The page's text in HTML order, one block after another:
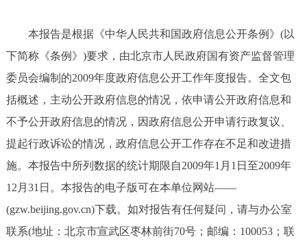
政策兑现 政策解读 回应关切
决策公开 专题公开
政务服务
个人服务 法人服务 部门服务
便民服务 利企服务 投资项目
本报告是根据《中华人民共和国政府信息公开条例》(以
下简称《条例》)要求，由北京市人民政府国有资产监督管理
委员会编制的2009年度政府信息公开工作年度报告。全文包
括概述，主动公开政府信息的情况，依申请公开政府信息和
不予公开政府信息的情况，因政府信息公开申请行政复议、
提起行政诉讼的情况，政府信息公开工作存在不足和改进措
施。本报告中所列数据的统计期限自2009年1月1日至2009年
12月31日。本报告的电子版可在本单位网站——
(gzw.beijing.gov.cn)下载。如对报告有任何疑问，请与办公室
联系(地址：北京市宣武区枣林前街70号；邮编：100053；联